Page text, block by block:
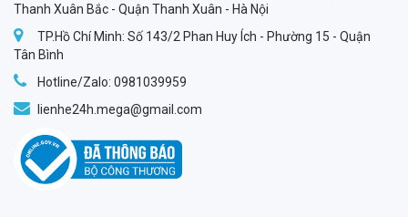
Thanh Xuân Bắc - Quận Thanh Xuân - Hà Nội
TP.Hồ Chí Minh: Số 143/2 Phan Huy Ích - Phường 15 - Quận
Tân Bình
Hotline/Zalo: 0981039959
lienhe24h.mega@gmail.com